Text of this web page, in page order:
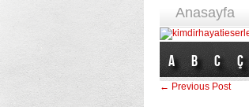
Anasayfa
A B C Ç
← Previous Post